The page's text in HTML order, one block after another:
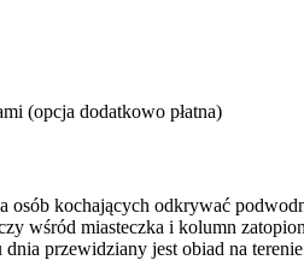
(opcja dodatkowo płatna)
osób kochających odkrywać
wśród miasteczka i kolumn
przewidziany jest obiad na